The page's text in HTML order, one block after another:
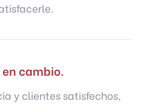
cambio.
y clientes satisfechos,